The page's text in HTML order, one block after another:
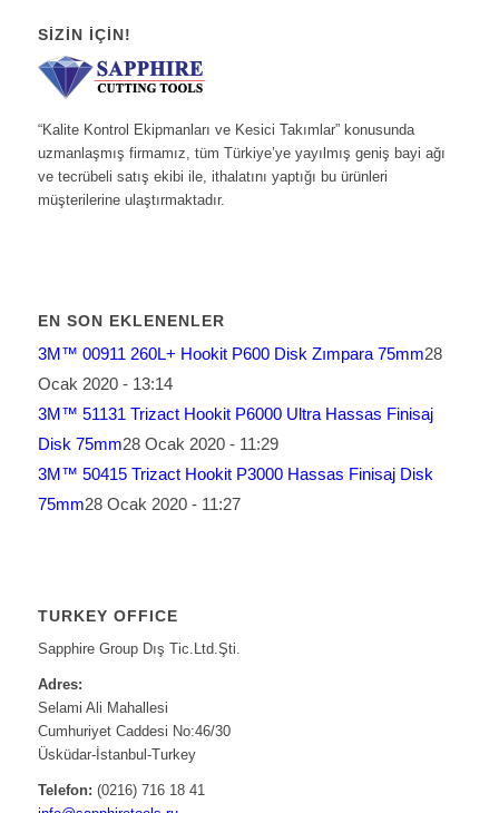
SIZIN İÇIN!
“Kalite Kontrol Ekipmanları ve Kesici Takımlar” konusunda
uzmanlaşmış firmamız, tüm Türkiye’ye yayılmış geniş bayi ağı
ve tecrübeli satış ekibi ile, ithalatını yaptığı bu ürünleri
müşterilerine ulaştırmaktadır.
EN SON EKLENENLER
3M™ 00911 260L+ Hookit P600 Disk Zımpara 75mm28
Ocak 2020 - 13:14
3M™ 51131 Trizact Hookit P6000 Ultra Hassas Finisaj
Disk 75mm28 Ocak 2020 - 11:29
3M™ 50415 Trizact Hookit P3000 Hassas Finisaj Disk
75mm28 Ocak 2020 - 11:27
TURKEY OFFICE
Sapphire Group Dış Tic.Ltd.Şti.
Adres:
Selami Ali Mahallesi
Cumhuriyet Caddesi No:46/30
Üsküdar-İstanbul-Turkey
Telefon: (0216) 716 18 41